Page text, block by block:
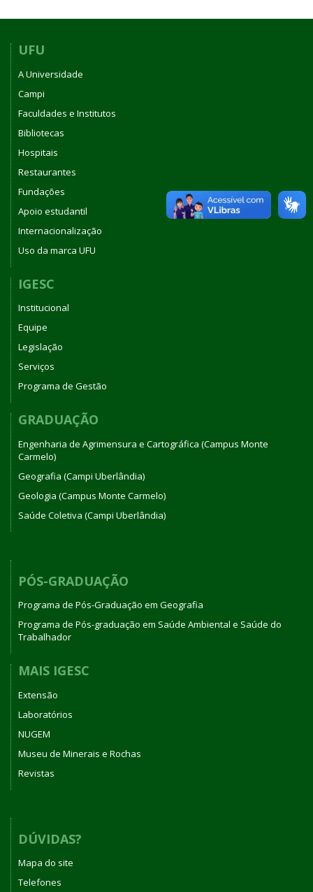
UFU
A Universidade
Campi
Faculdades e Institutos
Bibliotecas
Hospitais
Restaurantes
Fundações
Apoio estudantil
Internacionalização
Uso da marca UFU
IGESC
Institucional
Equipe
Legislação
Serviços
Programa de Gestão
GRADUAÇÃO
Engenharia de Agrimensura e Cartográfica (Campus Monte
Carmelo)
Geografia (Campi Uberlândia)
Geologia (Campus Monte Carmelo)
Saúde Coletiva (Campi Uberlândia)
PÓS-GRADUAÇÃO
Programa de Pós-Graduação em Geografia
Programa de Pós-graduação em Saúde Ambiental e Saúde do
Trabalhador
MAIS IGESC
Extensão
Laboratórios
NUGEM
Museu de Minerais e Rochas
Revistas
DÚVIDAS?
Mapa do site
Telefones